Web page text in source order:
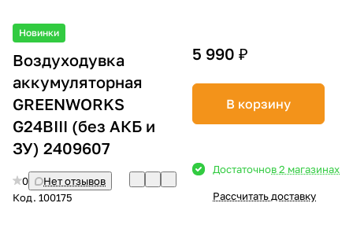
Новинки
Воздуходувка
аккумуляторная
GREENWORKS
G24BIII (без АКБ и
ЗУ) 2409607
0
Нет отзывов
Код. 100175
5 990 ₽
В корзину
Достаточнов 2 магазинах
Рассчитать доставку
График платежей
Сегодня
%
в корзину